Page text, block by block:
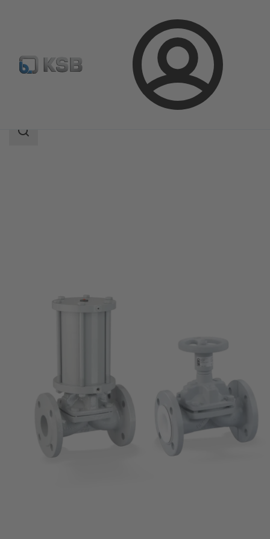
Login
SISTO-20
Suchbereich